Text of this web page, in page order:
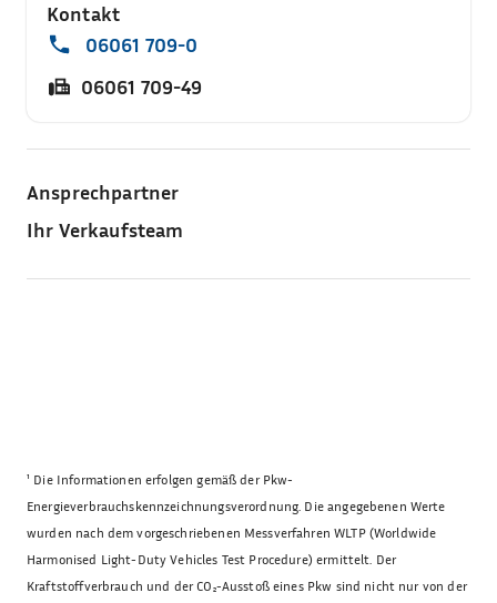
Kontakt
06061 709-0
06061 709-49
Ansprechpartner
Ihr Verkaufsteam
¹ Die Informationen erfolgen gemäß der Pkw-
Energieverbrauchskennzeichnungsverordnung. Die angegebenen Werte
wurden nach dem vorgeschriebenen Messverfahren WLTP (Worldwide
Harmonised Light-Duty Vehicles Test Procedure) ermittelt. Der
Kraftstoffverbrauch und der CO₂-Ausstoß eines Pkw sind nicht nur von der